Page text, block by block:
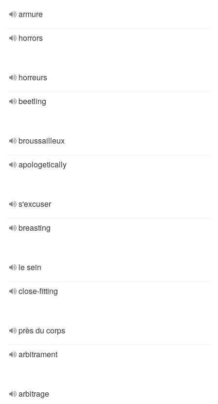
armure
horrors
horreurs
beetling
broussailleux
apologetically
s'excuser
breasting
le sein
close-fitting
près du corps
arbitrament
arbitrage